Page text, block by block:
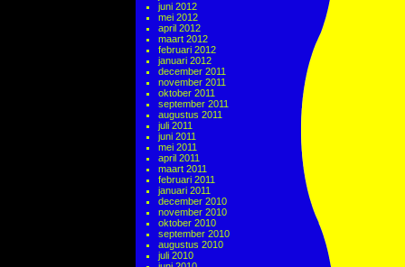
juni 2012
mei 2012
april 2012
maart 2012
februari 2012
januari 2012
december 2011
november 2011
oktober 2011
september 2011
augustus 2011
juli 2011
juni 2011
mei 2011
april 2011
maart 2011
februari 2011
januari 2011
december 2010
november 2010
oktober 2010
september 2010
augustus 2010
juli 2010